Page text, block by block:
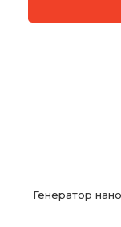
Генератор